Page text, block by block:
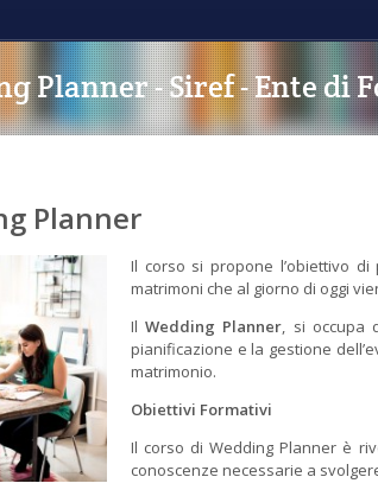
Planner - Siref - Ente di
Planner
Il corso si propone l’obiettivo
matrimoni che al giorno di oggi
IlWedding Planner, si occupa
pianificazione e la gestione
matrimonio.
Obiettivi Formativi
Il corso di Wedding Planner è
conoscenze necessarie a